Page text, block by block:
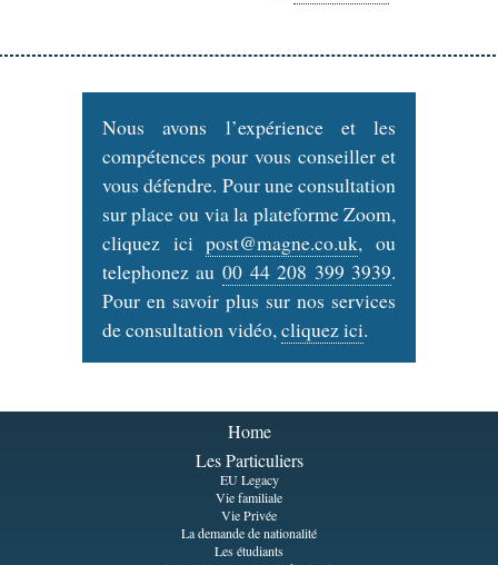
Nous avons l’expérience et les
compétences pour vous conseiller et
vous défendre. Pour une consultation
sur place ou via la plateforme Zoom,
cliquez icipost@magne.co.uk, ou
telephonez au 00 44 208 399 3939.
Pour en savoir plus sur nos services
de consultation vidéo, cliquez ici.
Home
Les Particuliers
EU Legacy
Vie familiale
Vie Privée
La demande de nationalité
Les étudiants